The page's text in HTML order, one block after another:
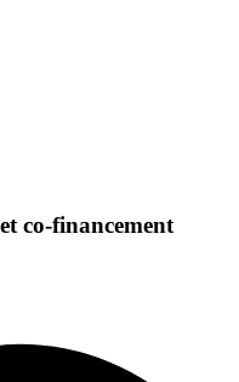
co-financement